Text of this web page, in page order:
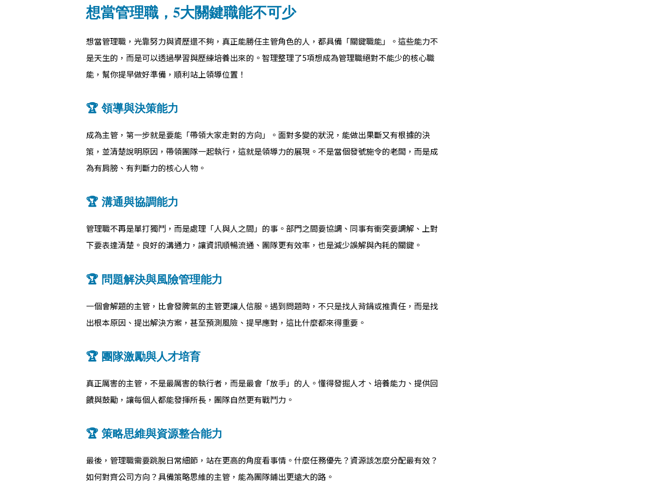
想當管理職，5大關鍵職能不可少
想當管理職，光靠努力與資歷還不夠，真正能勝任主管角色的人，都具備「關鍵職能」。這些能力不
是天生的，而是可以透過學習與歷練培養出來的。智理整理了5項想成為管理職絕對不能少的核心職
能，幫你提早做好準備，順利站上領導位置！
🏆 領導與決策能力
成為主管，第一步就是要能「帶領大家走對的方向」。面對多變的狀況，能做出果斷又有根據的決
策，並清楚說明原因，帶領團隊一起執行，這就是領導力的展現。不是當個發號施令的老闆，而是成
為有肩膀、有判斷力的核心人物。
🏆 溝通與協調能力
管理職不再是單打獨鬥，而是處理「人與人之間」的事。部門之間要協調、同事有衝突要調解、上對
下要表達清楚。良好的溝通力，讓資訊順暢流通、團隊更有效率，也是減少誤解與內耗的關鍵。
🏆 問題解決與風險管理能力
一個會解題的主管，比會發脾氣的主管更讓人信服。遇到問題時，不只是找人背鍋或推責任，而是找
出根本原因、提出解決方案，甚至預測風險、提早應對，這比什麼都來得重要。
🏆 團隊激勵與人才培育
真正厲害的主管，不是最厲害的執行者，而是最會「放手」的人。懂得發掘人才、培養能力、提供回
饋與鼓勵，讓每個人都能發揮所長，團隊自然更有戰鬥力。
🏆 策略思維與資源整合能力
最後，管理職需要跳脫日常細節，站在更高的角度看事情。什麼任務優先？資源該怎麼分配最有效？
如何對齊公司方向？具備策略思維的主管，能為團隊鋪出更遠大的路。